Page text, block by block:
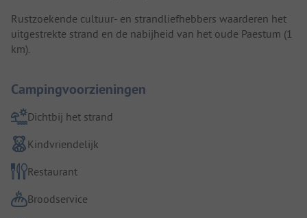
Rustzoekende cultuur- en strandliefhebbers waarderen het
uitgestrekte strand en de nabijheid van het oude Paestum (1
km).
Campingvoorzieningen
Dichtbij het strand
Kindvriendelijk
Restaurant
Broodservice